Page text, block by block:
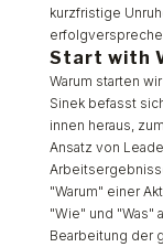
kurzfristige
Start with
Warum starten
Sinek befasst
innen heraus,
Ansatz von
"Warum" einer
"Wie" und "Was"
Bearbeitung der